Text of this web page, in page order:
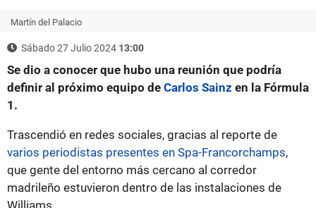
Martín del Palacio
Sábado 27 Julio 2024 13:00
Se dio a conocer que hubo una reunión que podría
definir al próximo equipo de Carlos Sainz en la Fórmula
1.
Trascendió en redes sociales, gracias al reporte de
varios periodistas presentes en Spa-Francorchamps,
que gente del entorno más cercano al corredor
madrileño estuvieron dentro de las instalaciones de
Williams.